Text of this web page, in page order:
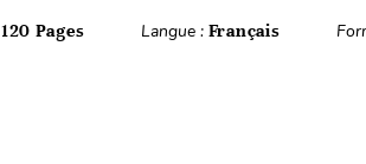
120 Pages Langue : Français